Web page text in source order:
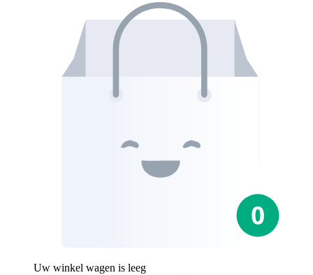
Uw winkel wagen is leeg